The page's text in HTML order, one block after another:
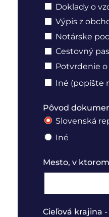
Doklady o
Výpis z
Notárske
Cestovný
Potvrdenie
Iné (popíšte
Pôvod
Slovenská
Iné
Mesto, v
Cieľová krajina